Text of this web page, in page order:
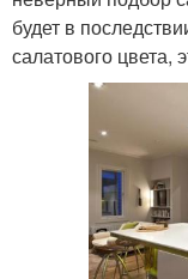
будет в
салатового цвета,